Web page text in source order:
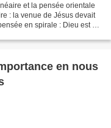
et la pensée orientale
: la venue de Jésus devait
en spirale : Dieu est un
en nous